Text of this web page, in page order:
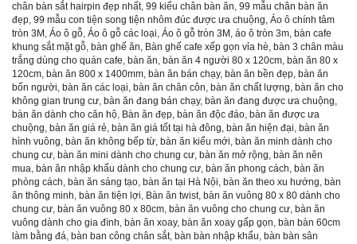
chân bàn sắt hairpin đẹp nhất, 99 kiểu chân bàn ăn, 99 mẫu chân bàn ăn
đẹp, 99 mẫu con tiện song tiện nhôm đúc được ưa chuộng, Áo ô chính tâm
tròn 3M , Áo ô gỗ, Áo ô gỗ các loại, Áo ô gỗ tròn 3M , áo ô tròn 3m, bàn cafe
khung sắt mặt gỗ, bàn ghế ăn, Bàn ghế cafe xếp gọn vỉa hè, bàn 3 chân màu
trắng dùng cho quán cafe, bàn ăn, bàn ăn 4 người 80 x 120cm, bàn ăn 80 x
120cm, bàn ăn 800 x 1400mm, bàn ăn bán chạy, bàn ăn bền đẹp, bàn ăn
bốn người, bàn ăn các loại, bàn ăn chân côn, bàn ăn chất lượng, bàn ăn cho
không gian trung cư, bàn ăn đang bán chạy, bàn ăn đang được ưa chuộng,
bàn ăn dành cho căn hộ, Bàn ăn đẹp, bàn ăn độc đáo, bàn ăn được ưa
chuộng, bàn ăn giá rẻ, bàn ăn giá tốt tại hà đông, bàn ăn hiện đại, bàn ăn
hình vuông, bàn ăn không bếp từ, bàn ăn kiểu mới, bàn ăn minh dành cho
chung cư, bàn ăn mini dành cho chung cư, bàn ăn mở rộng, bàn ăn nên
mua, bàn ăn nhập khẩu dành cho chung cư, bàn ăn phong cách, bàn ăn
phòng cách, bàn ăn sáng tạo, bàn ăn tại Hà Nội, bàn ăn theo xu hướng, bàn
ăn thông minh, bàn ăn tiện lợi, Bàn ăn twist, bàn ăn vuông 80 x 80 dành cho
chung cư, bàn ăn vuông 80 x 80cm, bàn ăn vuông cho chung cư, bàn ăn
vuông dành cho gia đình, bàn ăn xoay, bàn ăn xoay gấp gọn, bàn bàn 60cm
làm bằng đá, bàn ban công chân sắt, bàn bàn nhập khẩu, bàn bàn sân